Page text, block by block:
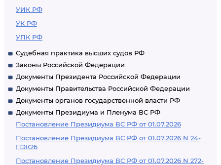
УИК РФ
УК РФ
УПК РФ
Судебная практика высших судов РФ
Законы Российской Федерации
Документы Президента Российской Федерации
Документы Правительства Российской Федерации
Документы органов государственной власти РФ
Документы Президиума и Пленума ВС РФ
Постановление Президиума ВС РФ от 01.07.2026
Постановление Президиума ВС РФ от 01.07.2026 N 24-
ПЭК26
Постановление Президиума ВС РФ от 01.07.2026 N 272-